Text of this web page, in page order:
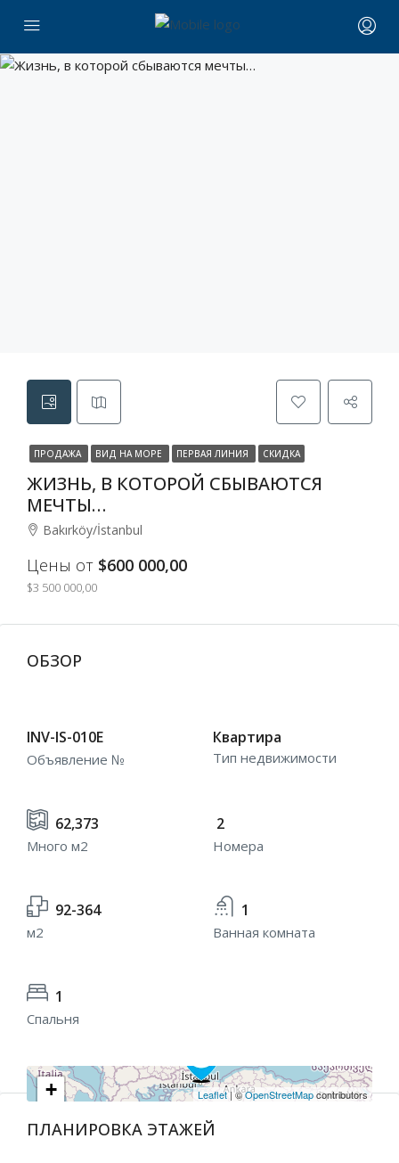
ПРОДАЖА ВИД НА МОРЕ ПЕРВАЯ ЛИНИЯ СКИДКА
ЖИЗНЬ, В КОТОРОЙ СБЫВАЮТСЯ
МЕЧТЫ…
Bakırköy/İstanbul
Цены от $600 000,00
$3 500 000,00
ОБЗОР
INV-IS-010E
Объявление №
Квартира
Тип недвижимости
62,373
Много м2
2
Номера
92-364
м2
1
Ванная комната
1
Спальня
+
Leaflet| ©OpenStreetMapcontributors
ПЛАНИРОВКА ЭТАЖЕЙ